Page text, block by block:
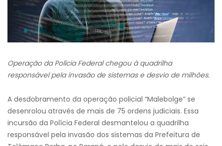
Operação da Polícia Federal chegou à quadrilha
responsável pela invasão de sistemas e desvio de milhões.
A desdobramento da operação policial “Malebolge” se
desenrolou através de mais de 75 ordens judiciais. Essa
incursão da Polícia Federal desmantelou a quadrilha
responsável pela invasão dos sistemas da Prefeitura de